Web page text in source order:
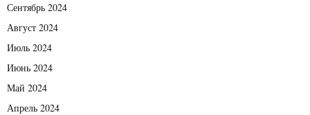
Сентябрь 2024
Август 2024
Июль 2024
Июнь 2024
Май 2024
Апрель 2024